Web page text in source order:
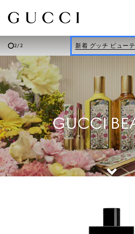
2/2 新着 グッチ ビュー
GUCCI